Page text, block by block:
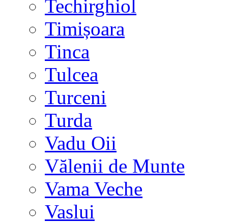
Techirghiol
Timișoara
Tinca
Tulcea
Turceni
Turda
Vadu Oii
Vălenii de Munte
Vama Veche
Vaslui